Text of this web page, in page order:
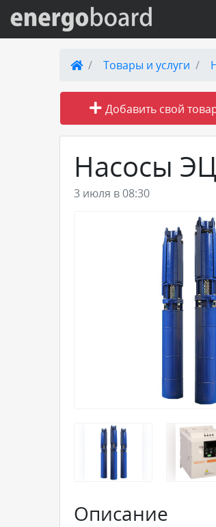
Вход на сайт
Поиск по сайту
Публикации
Справка
Добавить товар или услугу
Товары и услуги
Добавить свой
Насосы
3 июля в 08:30
Описание